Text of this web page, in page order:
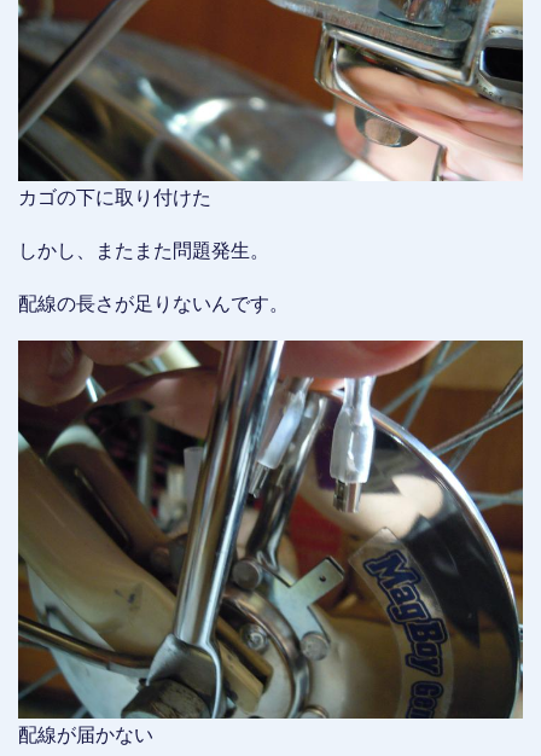
カゴの下に取り付けた
しかし、またまた問題発生。
配線の長さが足りないんです。
配線が届かない